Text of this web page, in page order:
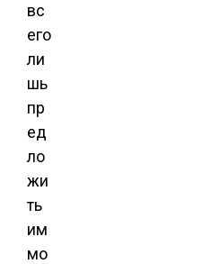
вс
его
ли
шь
пр
ед
ло
жи
ть
им
мо